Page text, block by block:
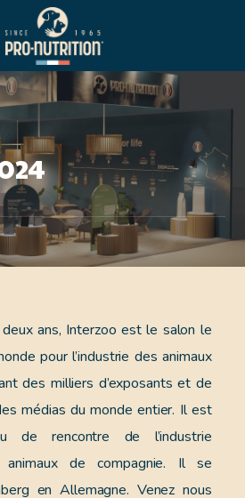
ans, Interzoo est le salon le
pour l’industrie des animaux
des milliers d’exposants et de
médias du monde entier. Il est
de rencontre de l’industrie
animaux de compagnie. Il se
en Allemagne. Venez nous